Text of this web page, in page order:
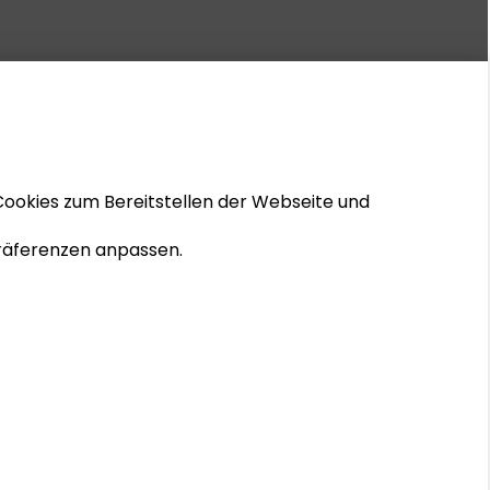
zum Bereitstellen der Webseite und
anpassen.